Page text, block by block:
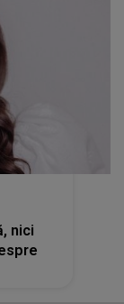
nici